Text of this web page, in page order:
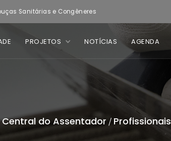
Sanitárias e Congêneres
PROJETOS NOTÍCIAS AGENDA
Central do Assentador / Profissionais